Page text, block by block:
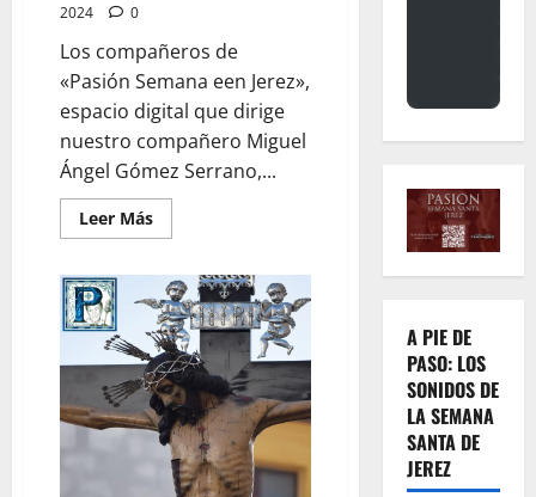
2024
0
Los compañeros de
«Pasión Semana een Jerez»,
espacio digital que dirige
nuestro compañero Miguel
Ángel Gómez Serrano,...
Leer MásLeer
más
«Pasión
Semana
Santa
en
Jerez»
culmina
2024
con
una
genial
publicación
que
no
A PIE DE
PASO: LOS
SONIDOS DE
LA SEMANA
SANTA DE
JEREZ